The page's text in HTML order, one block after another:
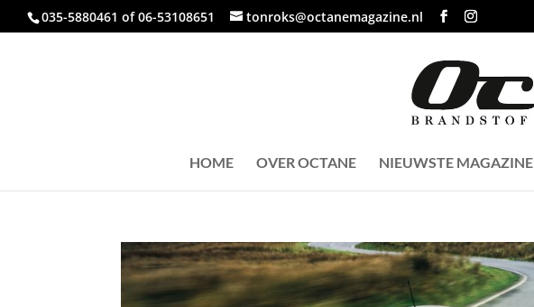
035-5880461 of 06-53108651 tonroks@octanemagazine.nl
HOME OVER OCTANE NIEUWSTE MAGAZINE